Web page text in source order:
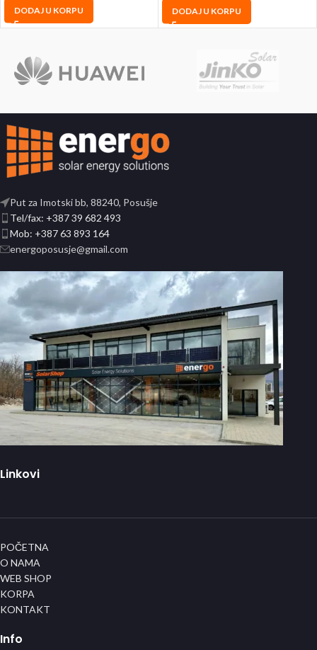
DODAJ U KORPU DODAJ U KORPU
Put za Imotski bb, 88240, Posušje
Tel/fax: +387 39 682 493
Mob: +387 63 893 164
energoposusje@gmail.com
Linkovi
POČETNA
O NAMA
WEB SHOP
KORPA
KONTAKT
Info